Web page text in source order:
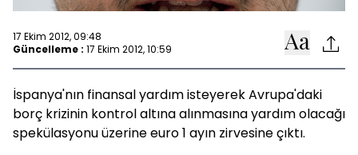
17 Ekim 2012, 09:48
Güncelleme : 17 Ekim 2012, 10:59
İspanya'nın finansal yardım isteyerek Avrupa'daki
borç krizinin kontrol altına alınmasına yardım olacağı
spekülasyonu üzerine euro 1 ayın zirvesine çıktı.